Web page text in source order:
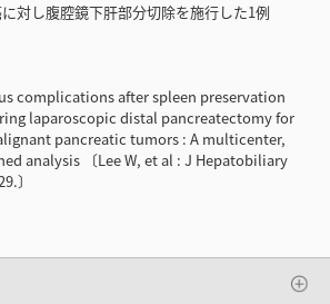
対し腹腔鏡下肝部分切除を施行した1例
complications after spleen preservation
laparoscopic distal pancreatectomy for
pancreatic tumors : A multicenter,
analysis 〔Lee W, et al : J Hepatobiliary
〕